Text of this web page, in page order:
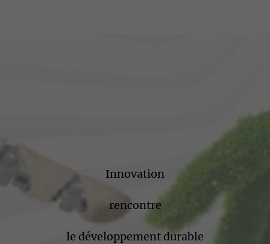
Innovation
rencontre
le développement durable